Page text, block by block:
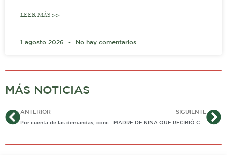
LEER MÁS >>
1 agosto 2026 No hay comentarios
MÁS NOTICIAS
AntANTERIOR SIGUIENTE
MADRE DE NIÑA QUE RECIBIÓ CHUZÓN DE TIJERA EN UNO DE SUS OJOS EN COLEGIO DE AGUAZUL, PIDE AYUDA PARA SU HIJA